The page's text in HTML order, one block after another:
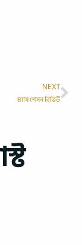
NEXT
ম‍্যাস শেসন রিভিউ